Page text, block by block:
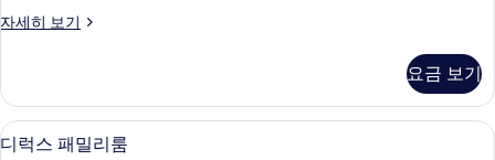
사
모
두
보
자세히 보기
디
윈
룸
자
요금 보기
디7
디럭스 패밀리룸